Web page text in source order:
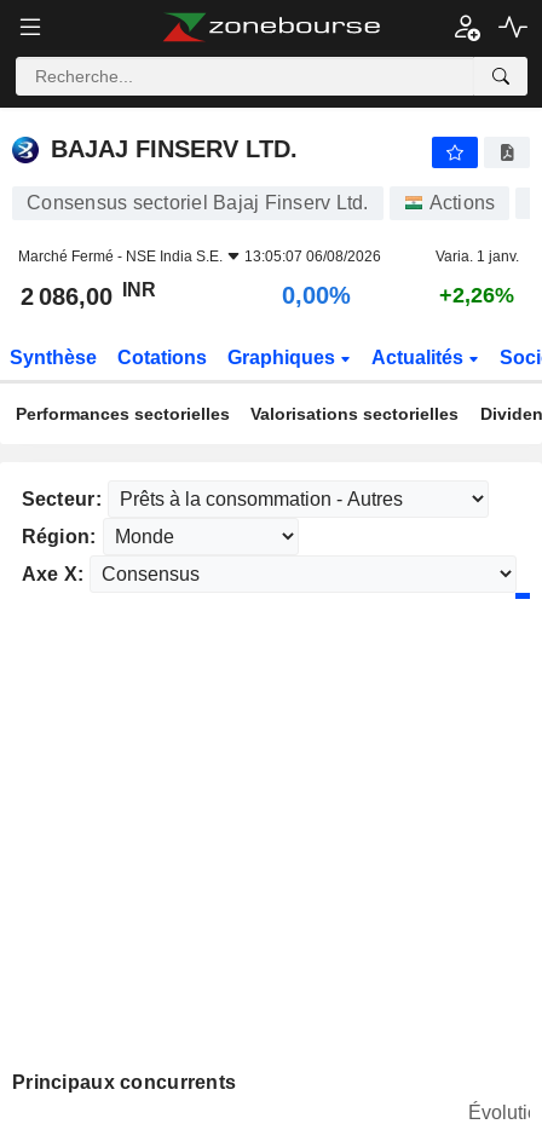
BAJAJ FINSERV LTD.
BAJAJ FINSERV LTD.
Consensus sectoriel Bajaj Finserv Ltd. Actions
Marché Fermé - NSE India S.E. 13:05:07 06/08/2026 Varia. 1 janv.
2 086,00 INR 0,00% +2,26%
Synthèse Cotations Graphiques Actualités
Performances sectorielles Valorisations sectorielles
Secteur:
Région:
Axe X:
Principaux concurrents